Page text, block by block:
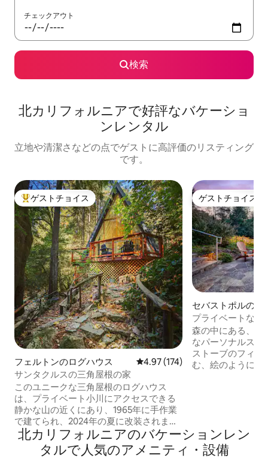
チェックアウト
検索
北カリフォルニアで好評なバケーショ
ンレンタル
立地や清潔さなどの点でゲストに高評価のリスティング
です。
大好評のゲストチョイスです。
ゲストチョイス
フェルトンのログハウス レビュー174件、5つ星中4.97つ
4.97 (174)
サンタクルスの三角屋根の家
このユニークな三角屋根のログハウス
は、プライベート小川にアクセスできる
静かな山の近くにあり、1965年に手作業
で建てられ、2024年の夏に改装されまし
た。 レッドウッドの小川のほとりにある
小さな天国です。 *ヘンリー・カウエル・
レッドウッド州立公園、ロアリングキャ
ゲストチョイス
ゲストチョイス
セバストポルのコ
プライベートなブ
付きの素敵なコテ
森の中にある、改
なパーソナルスパ
ストーブのフィン
む、絵のように美
マの最高の見どこ
ロケーションです。 ソノマ郡ワイ
スティング（0
北カリフォルニアのバケーションレン
タルで人気のアメニティ・設備